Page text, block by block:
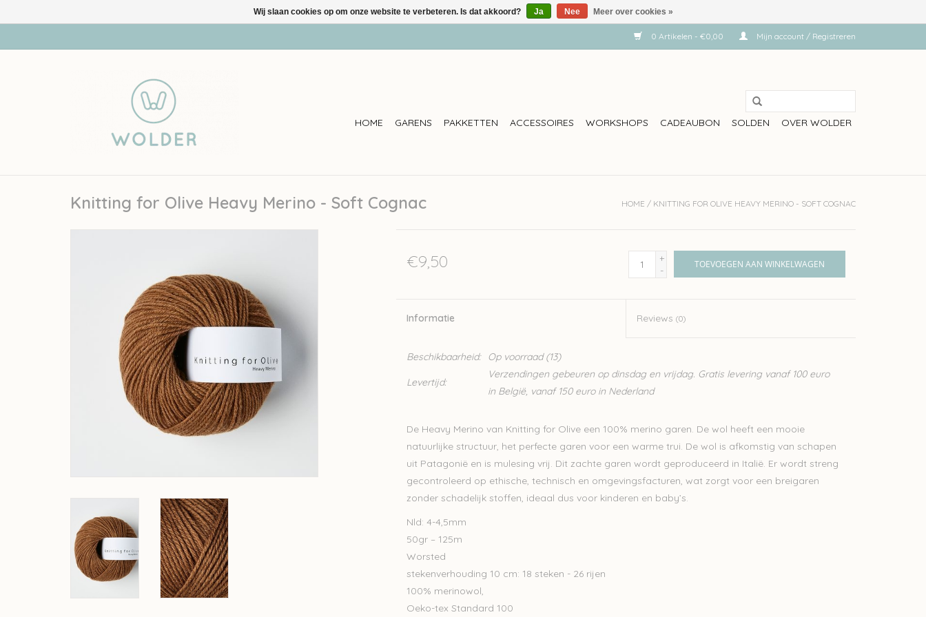
0 Artikelen - €0,00 Mijn account / Registreren
HOME GARENS PAKKETTEN ACCESSOIRES WORKSHOPS CADEAUBON SOLDEN OVER WOLDER
Knitting for Olive Heavy Merino - Soft Cognac HOME / KNITTING FOR OLIVE HEAVY MERINO - SOFT COGNAC
€9,50
+
-
TOEVOEGEN AAN WINKELWAGEN
Informatie Reviews(0)
Beschikbaarheid: Op voorraad(13)
Levertijd:
Verzendingen gebeuren op dinsdag en vrijdag. Gratis levering vanaf 100 euro
in België, vanaf 150 euro in Nederland
De Heavy Merino van Knitting for Olive een 100% merino garen. De wol heeft een mooie
natuurlijke structuur, het perfecte garen voor een warme trui. De wol is afkomstig van schapen
uit Patagonië en is mulesing vrij. Dit zachte garen wordt geproduceerd in Italië. Er wordt streng
gecontroleerd op ethische, technisch en omgevingsfacturen, wat zorgt voor een breigaren
zonder schadelijk stoffen, ideaal dus voor kinderen en baby’s.
Nld: 4-4,5mm
50gr – 125m
Worsted
stekenverhouding 10 cm: 18 steken - 26 rijen
100% merinowol,
Oeko-tex Standard 100
Wij slaan cookies op om onze website te verbeteren. Is dat akkoord? Ja Nee Meer over cookies »